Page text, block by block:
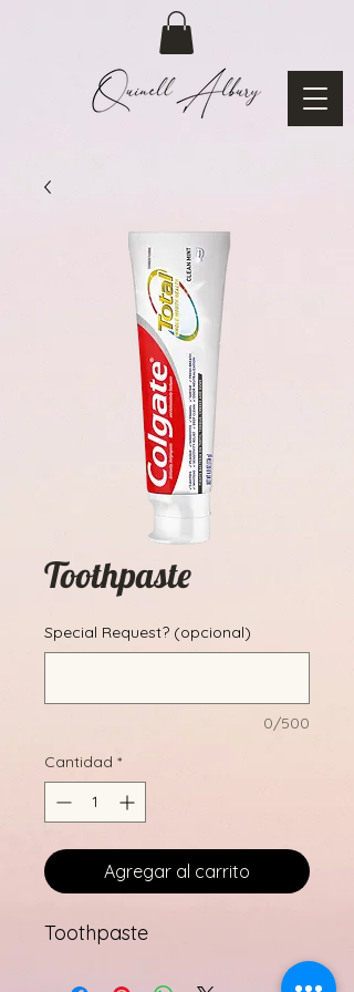
Toothpaste
Special Request? (opcional)
0/500
Cantidad *
Agregar al carrito
Toothpaste